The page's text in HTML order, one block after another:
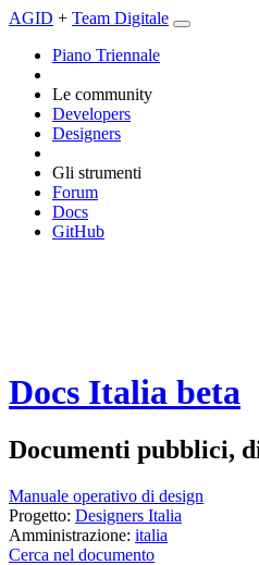
AGID + Team Digitale
Piano Triennale
Le community
Developers
Designers
Gli strumenti
Forum
Docs
GitHub
Docs Italia beta
Documenti pubblici,
Manuale operativo di design
Progetto: Designers Italia
Amministrazione: italia
Cerca nel documento